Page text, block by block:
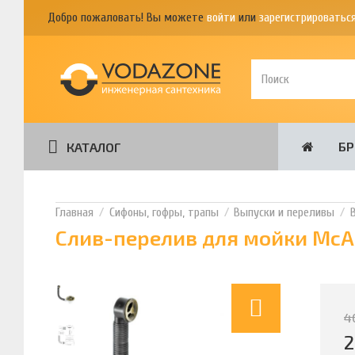
Добро пожаловать! Вы можете войти или
КАТАЛОГ
Сифоны, гофры, трапы Выпуски и переливы
Слив-перелив для мойки